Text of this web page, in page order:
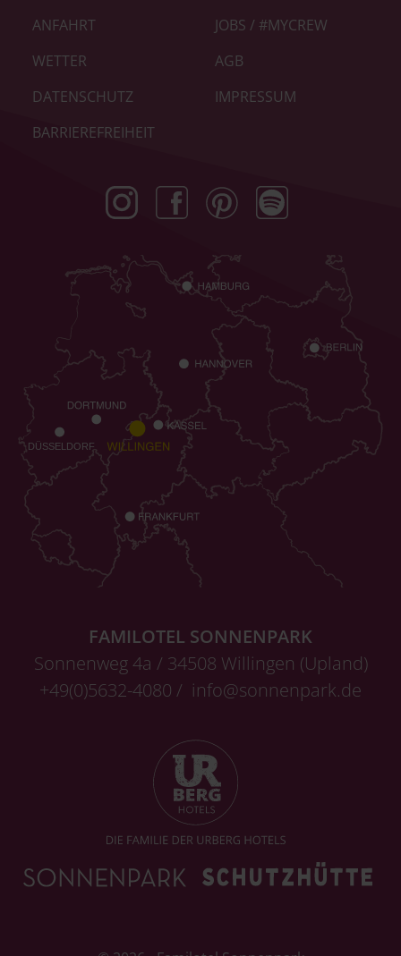
ANFAHRT
JOBS / #MYCREW
WETTER
AGB
DATENSCHUTZ
IMPRESSUM
BARRIEREFREIHEIT
FAMILOTEL SONNENPARK
Sonnenweg 4a / 34508 Willingen (Upland)
+49(0)5632-4080 / info@sonnenpark.de